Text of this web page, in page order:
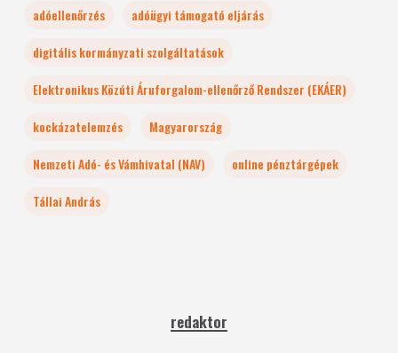
adóellenőrzés
adóügyi támogató eljárás
digitális kormányzati szolgáltatások
Elektronikus Közúti Áruforgalom-ellenőrző Rendszer (EKÁER)
kockázatelemzés
Magyarország
Nemzeti Adó- és Vámhivatal (NAV)
online pénztárgépek
Tállai András
redaktor